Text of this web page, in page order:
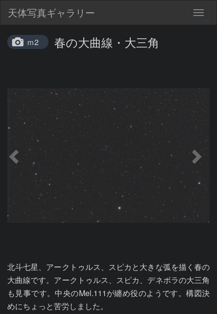
天体写真ギャラリー
ｍ2 春の大曲線・大三角
北斗七星、アークトゥルス、スピカと大きな弧を描く春の
大曲線です。アークトゥルス、スピカ、デネボラの大三角
も見事です。中央のMel.111が纏め役のようです。構図決
めにちょっと苦労しました。